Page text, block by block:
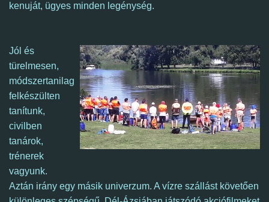
kenuját, ügyes minden legénység.
Jól és
türelmesen,
módszertanilag
felkészülten
tanítunk,
civilben
tanárok,
trénerek
vagyunk.
Aztán irány egy másik univerzum. A vízre szállást követően